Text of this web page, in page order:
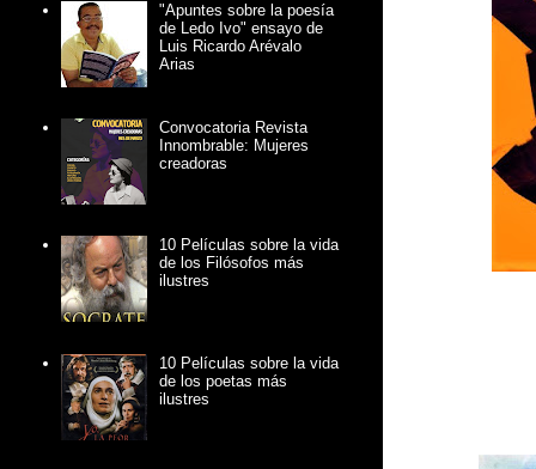
"Apuntes sobre la poesía
de Ledo Ivo" ensayo de
Luis Ricardo Arévalo
Arias
Convocatoria Revista
Innombrable: Mujeres
creadoras
10 Películas sobre la vida
de los Filósofos más
ilustres
10 Películas sobre la vida
de los poetas más
ilustres